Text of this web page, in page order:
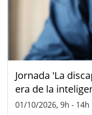
Jornada 'La
era de la
01/10/2026, 9h - 14h